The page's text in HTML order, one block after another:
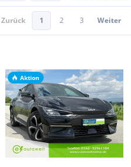
Zurück 1 2 3 Weiter
Aktion